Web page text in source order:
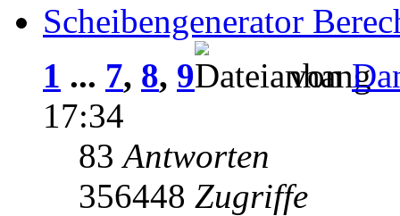
Scheibengenerator
1 ... 7, 8, 9 von
17:34
83Antworten
356448 Zugriffe